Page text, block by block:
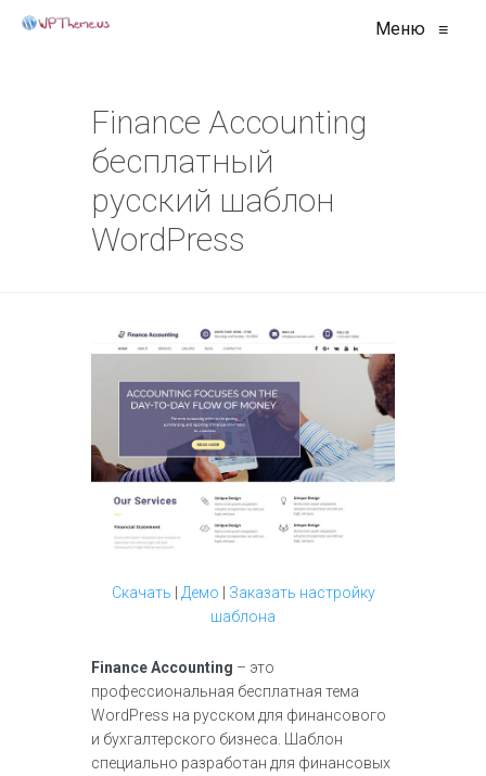
Меню ≡
Finance Accounting
бесплатный
русский шаблон
WordPress
Скачать Демо
Заказать настройку
шаблона
Finance Accounting – это
профессиональная бесплатная тема
WordPress на русском для финансового
и бухгалтерского бизнеса. Шаблон
специально разработан для финансовых